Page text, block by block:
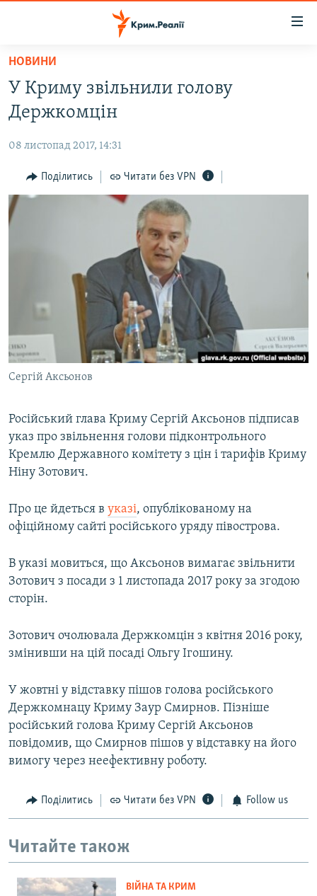
Перейти
основного
матеріалу
Перейти
до
навігації
Перейти
до
ВОДА.КРИМ
ВІДЕО ТА ФОТО
ПОЛІТИКА
БЛОГИ
ПОГЛЯД
СПЕЦПРОЕКТИ
ДЕПОРТАЦІЯ
ВІДЕОУРОКИ «ELIFBE»
СВІДЧЕННЯ ОКУПАЦІЇ
УКРАЇНСЬКА ПРОБЛЕМА КРИМУ
ЯК ОБІЙТИ БЛОКУВАННЯ
Русский
Qırımtatar
Усі сайти RFE/RL
НОВИНИ
У Криму звільнили голову
Держкомцін
08 листопад 2017, 14:31
Поділитись Читати без VPN
Сергій Аксьонов
Російський глава Криму Сергій Аксьонов підписав
указ про звільнення голови підконтрольного
Кремлю Державного комітету з цін і тарифів Криму
Ніну Зотович.
Про це йдеться в указі, опублікованому на
офіційному сайті російського уряду півострова.
В указі мовиться, що Аксьонов вимагає звільнити
Зотович з посади з 1 листопада 2017 року за згодою
сторін.
Зотович очолювала Держкомцін з квітня 2016 року,
змінивши на цій посаді Ольгу Ігошину.
У жовтні у відставку пішов голова російського
Держкомнацу Криму Заур Смирнов. Пізніше
російський голова Криму Сергій Аксьонов
повідомив, що Смирнов пішов у відставку на його
вимогу через неефективну роботу.
Поділитись Читати без VPN Follow us
Читайте також
ВІЙНА ТА КРИМ